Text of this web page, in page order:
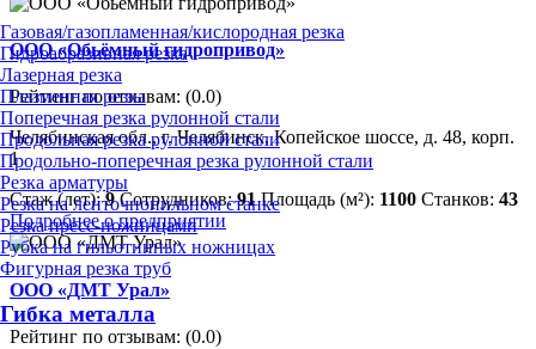
Газовая/газопламенная/кислородная резка
Гидроабразивная резка
Лазерная резка
Плазменная резка
Поперечная резка рулонной стали
Продольная резка рулонной стали
Продольно-поперечная резка рулонной стали
Резка арматуры
Резка на ленточнопильном станке
Резка пресс-ножницами
Рубка на гильотинных ножницах
Фигурная резка труб
Гибка металла
ООО «Обьёмный гидропривод»
Рейтинг по отзывам: (0.0)
Челябинская обл., г. Челябинск, Копейское шоссе, д. 48, корп.
1
Стаж (лет):9 Сотрудников:91 Площадь (м²): 1100 Станков: 43
Подробнее о предприятии
ООО «ДМТ Урал»
Рейтинг по отзывам: (0.0)